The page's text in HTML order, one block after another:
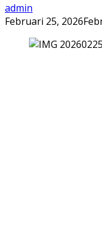
admin
Februari 25, 2026